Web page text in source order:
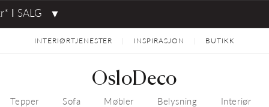
ⅼ SALG ▼
INTERIØRTJENESTER INSPIRASJON BUTIKK
OsloDeco
Tepper Sofa Møbler Belysning Interiør